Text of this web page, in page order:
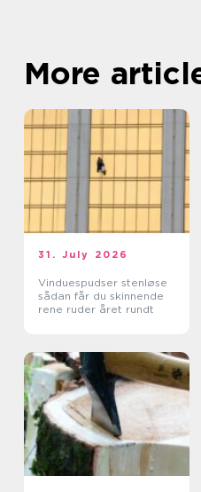
More
31. July 2026
Vinduespudser stenløse
sådan får du skinnende
rene ruder året rundt